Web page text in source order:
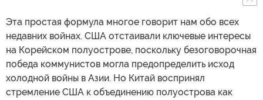
Эта простая формула многое говорит нам обо всех
недавних войнах. США отстаивали ключевые интересы
на Корейском полуострове, поскольку безоговорочная
победа коммунистов могла предопределить исход
холодной войны в Азии. Но Китай воспринял
стремление США к объединению полуострова как